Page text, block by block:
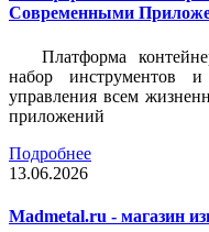
Современными
Платформа
набор инструментов и
управления всем
приложений
Подробнее
13.06.2026
Madmetal.ru - магазин